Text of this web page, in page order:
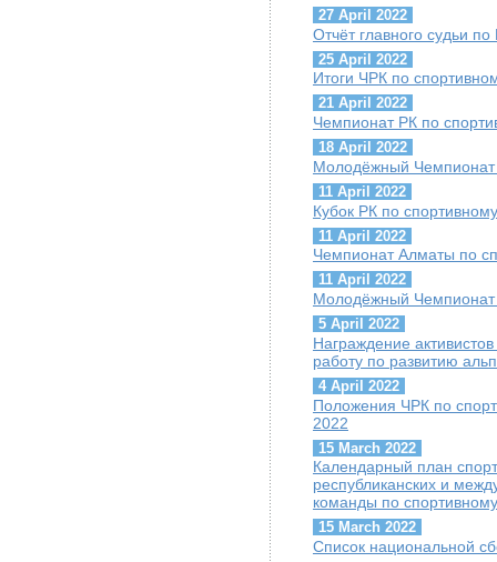
27 April 2022
Отчёт главного судьи
25 April 2022
Итоги ЧРК по
21 April 2022
Чемпионат РК по
18 April 2022
Молодёжный Чемпионат
11 April 2022
Кубок РК по
11 April 2022
Чемпионат Алматы по
11 April 2022
Молодёжный Чемпионат
5 April 2022
Награждение
работу по развитию
4 April 2022
Положения ЧРК по
2022
15 March 2022
Календарный план
республиканских и
команды по
15 March 2022
Список национальной